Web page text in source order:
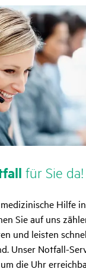
für Sie da!
Hilfe
Sie auf uns
und leisten
Unser Notfall-
die Uhr